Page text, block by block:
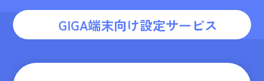
GIGA端末向け設定サービス